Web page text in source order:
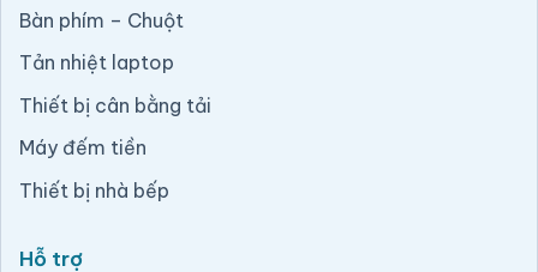
Bàn phím – Chuột
Tản nhiệt laptop
Thiết bị cân bằng tải
Máy đếm tiền
Thiết bị nhà bếp
Hỗ trợ